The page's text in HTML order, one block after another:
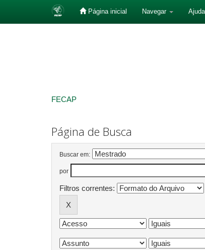
Página inicial Navegar Ajuda
FECAP
Página de Busca
Buscar em:
por
Filtros correntes: